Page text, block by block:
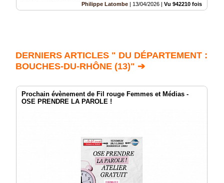
Philippe Latombe | 13/04/2026 | Vu 942210 fois
DERNIERS ARTICLES " DU DÉPARTEMENT :
BOUCHES-DU-RHÔNE (13)" ➔
Prochain évènement de Fil rouge Femmes et Médias -
OSE PRENDRE LA PAROLE !